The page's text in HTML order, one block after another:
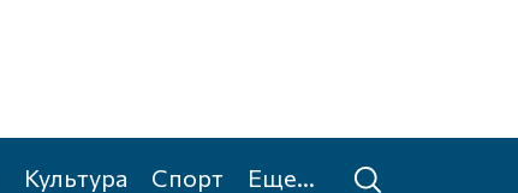
Культура Спорт Еще...